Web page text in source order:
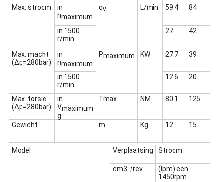
Max. stroom
in
nmaximum
qv L/min. 59.4 84
in 1500
r/min
27 42 68
Max. macht
(Δp=280bar)
in
nmaximum
Pmaximum KW 27.7 39
in 1500
r/min
12.6 20 32
Max. torsie
(Δp=280bar)
in
Vmaximum
g
Tmax NM 80.1 125
Gewicht m Kg 12 15 21
Model Verplaatsing Stroom
cm3. /rev.
(lpm) een
1450rpm